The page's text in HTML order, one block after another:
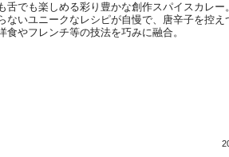
舌でも楽しめる彩り豊かな創作スパイスカレー
ないユニークなレシピが自慢で、唐辛子を控え
食やフレンチ等の技法を巧みに融合。